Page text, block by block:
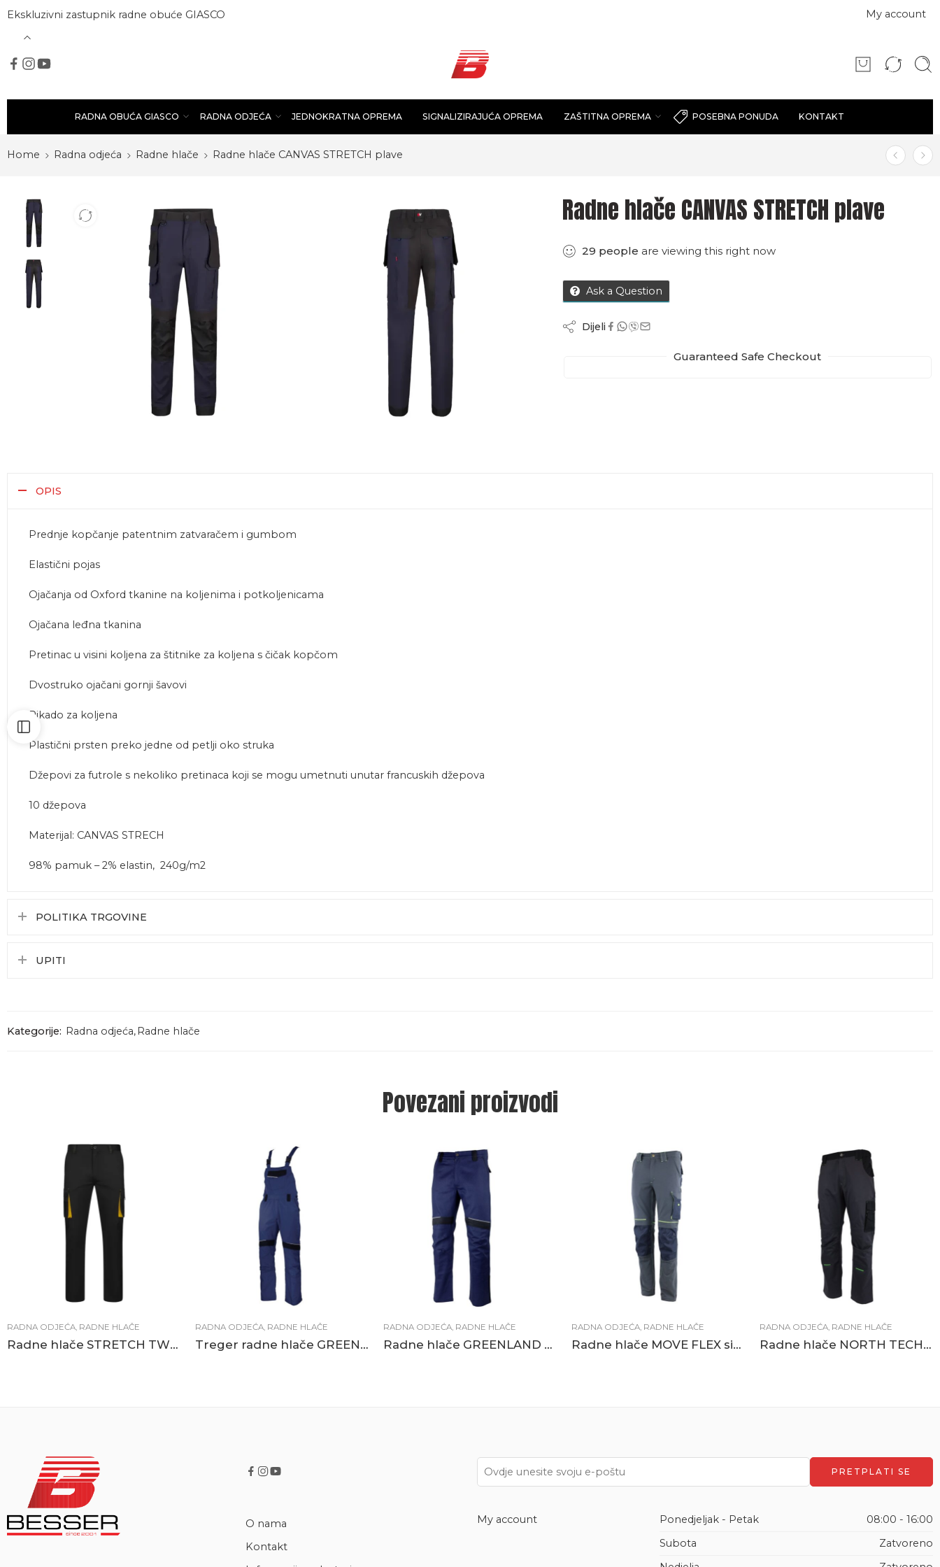
Ekskluzivni zastupnik radne obuće GIASCO My account
RADNA OBUĆA GIASCO RADNA ODJEĆA JEDNOKRATNA OPREMA SIGNALIZIRAJUĆA OPREMA ZAŠTITNA OPREMA POSEBNA PONUDA KONTAKT
Home Radna odjeća Radne hlače Radne hlače CANVAS STRETCH plave
Radne hlače CANVAS STRETCH plave
29 people are viewing this right now
Ask a Question
Dijeli
Guaranteed Safe Checkout
OPIS
Prednje kopčanje patentnim zatvaračem i gumbom
Elastični pojas
Ojačanja od Oxford tkanine na koljenima i potkoljenicama
Ojačana leđna tkanina
Pretinac u visini koljena za štitnike za koljena s čičak kopčom
Dvostruko ojačani gornji šavovi
Pikado za koljena
Plastični prsten preko jedne od petlji oko struka
Džepovi za futrole s nekoliko pretinaca koji se mogu umetnuti unutar francuskih džepova
10 džepova
Materijal: CANVAS STRECH
98% pamuk – 2% elastin, 240g/m2
POLITIKA TRGOVINE
UPITI
Kategorije: Radna odjeća, Radne hlače
Povezani proizvodi
RADNA ODJEĆA RADNE HLAČE
Radne hlače STRETCH TWO- TONE crno-žute
RADNA ODJEĆA RADNE HLAČE
Treger radne hlače GREENLAND plavo-crne
RADNA ODJEĆA RADNE HLAČE
Radne hlače GREENLAND plavo-crne
RADNA ODJEĆA RADNE HLAČE
Radne hlače MOVE FLEX sive
RADNA ODJEĆA RADNE HLAČE
Radne hlače NORTH TECH tamno sive
O nama
Kontakt
My account Ponedjeljak - Petak
08:00 - 16:00
Subota
Zatvoreno